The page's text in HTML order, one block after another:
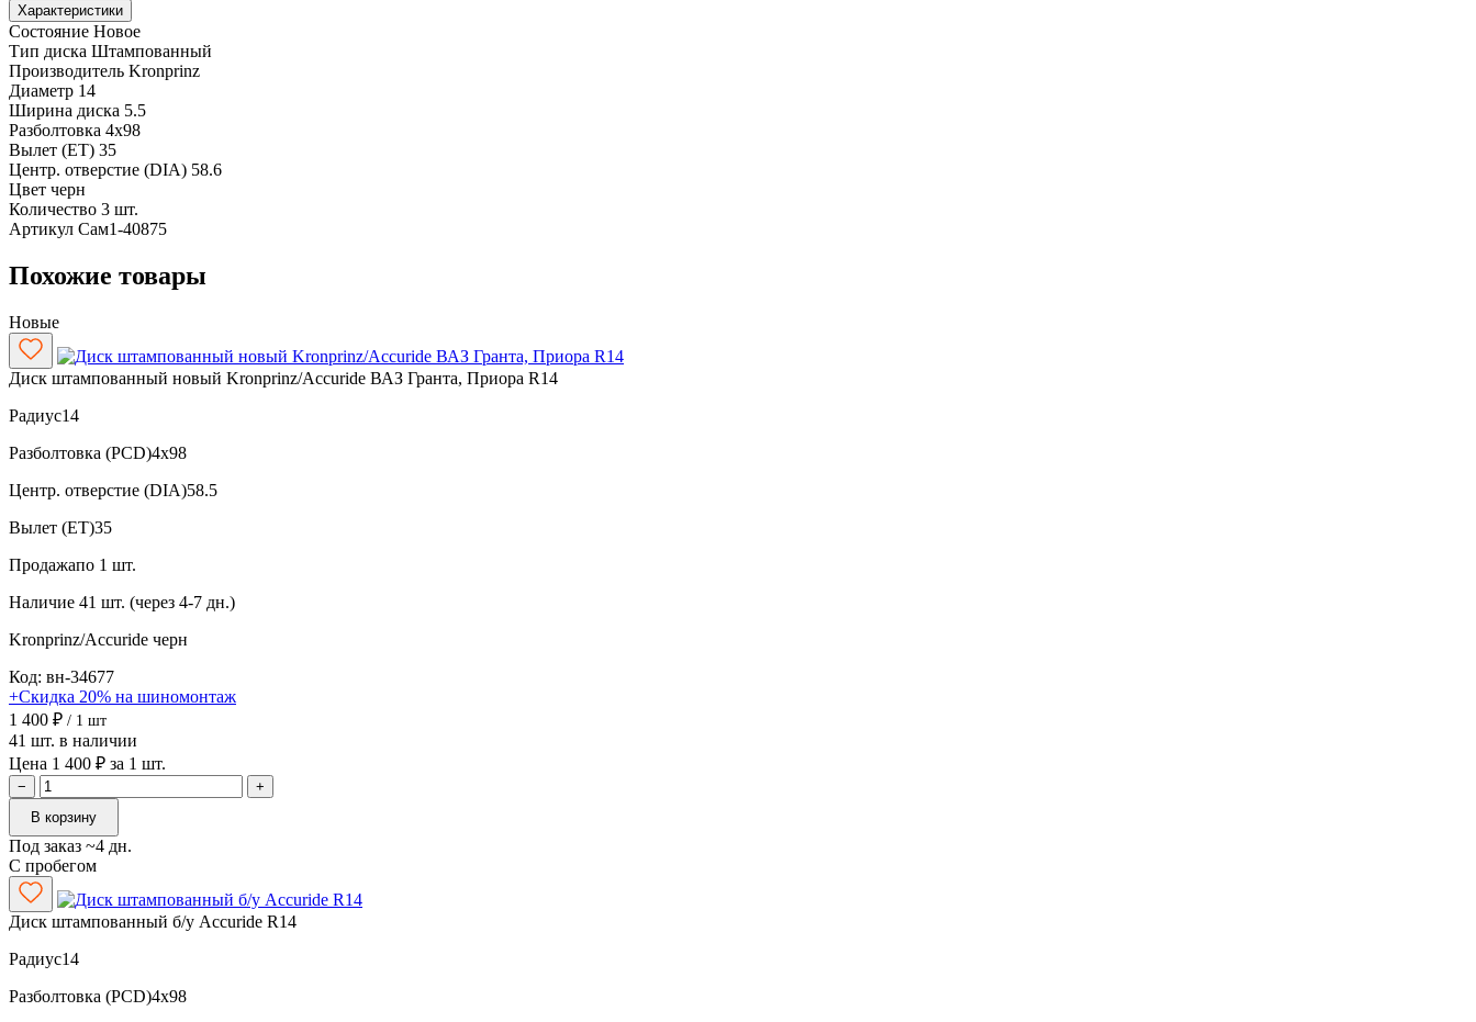
Характеристики
Состояние Новое
Тип диска Штампованный
Производитель Kronprinz
Диаметр 14
Ширина диска 5.5
Разболтовка 4x98
Вылет (ET) 35
Центр. отверстие (DIA) 58.6
Цвет черн
Количество 3 шт.
Артикул Сам1-40875
Похожие товары
Новые
Диск штампованный новый Kronprinz/Accuride ВАЗ Гранта, Приора R14
Радиус14
Разболтовка (PCD)4x98
Центр. отверстие (DIA)58.5
Вылет (ET)35
Продажапо 1 шт.
Наличие 41 шт. (через 4-7 дн.)
Kronprinz/Accuride черн
Код: вн-34677
+Скидка 20% на шиномонтаж
1 400 ₽ / 1 шт
41 шт. в наличии
Цена 1 400 ₽ за 1 шт.
−
+
В корзину
Под заказ ~4 дн.
С пробегом
Диск штампованный б/у Accuride R14
Радиус14
Разболтовка (PCD)4x98